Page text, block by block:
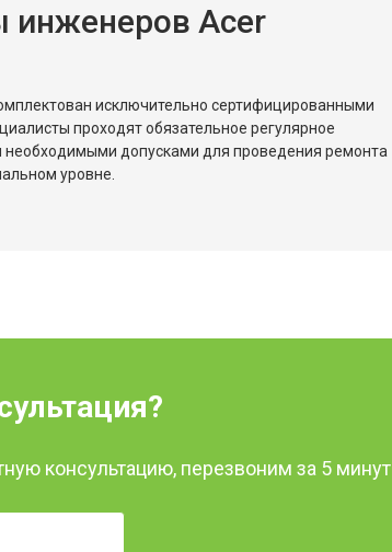
инженеров Acer
исключительно сертифицированными
проходят обязательное регулярное
необходимыми допусками для проведения ремонта
уровне.
консультацию, перезвоним за 5 минут